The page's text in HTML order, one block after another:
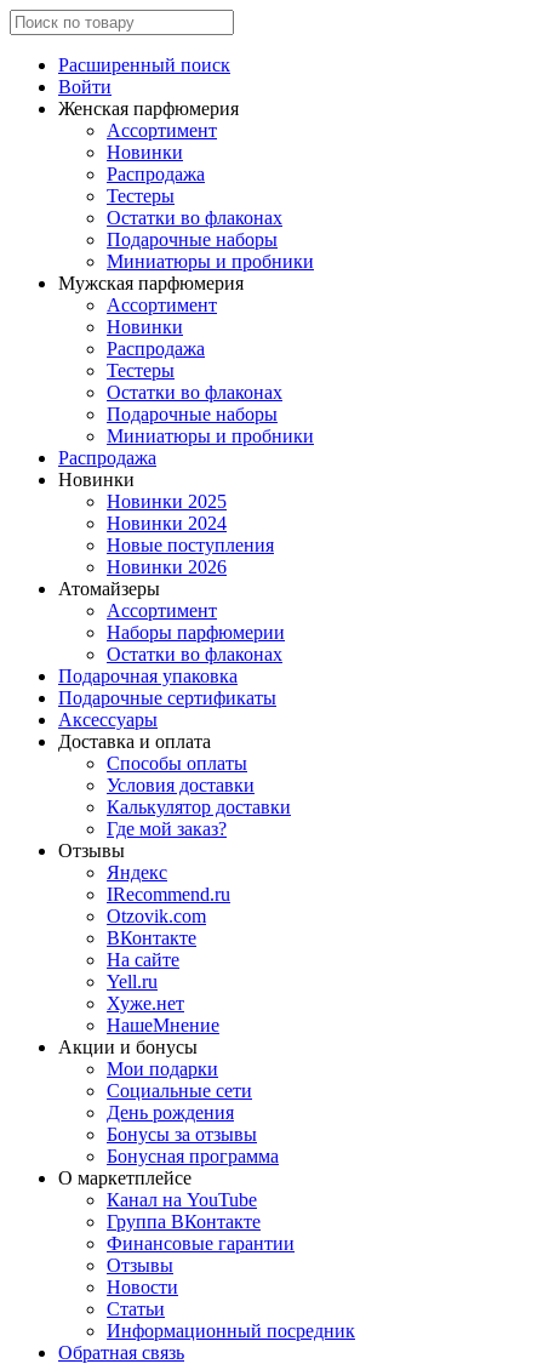
Расширенный поиск
Войти
Женская парфюмерия
Ассортимент
Новинки
Распродажа
Тестеры
Остатки во флаконах
Подарочные наборы
Миниатюры и пробники
Мужская парфюмерия
Ассортимент
Новинки
Распродажа
Тестеры
Остатки во флаконах
Подарочные наборы
Миниатюры и пробники
Распродажа
Новинки
Новинки 2025
Новинки 2024
Новые поступления
Новинки 2026
Атомайзеры
Ассортимент
Наборы парфюмерии
Остатки во флаконах
Подарочная упаковка
Подарочные сертификаты
Аксессуары
Доставка и оплата
Способы оплаты
Условия доставки
Калькулятор доставки
Где мой заказ?
Отзывы
Яндекс
IRecommend.ru
Otzovik.com
ВКонтакте
На сайте
Yell.ru
Хуже.нет
НашеМнение
Акции и бонусы
Мои подарки
Социальные сети
День рождения
Бонусы за отзывы
Бонусная программа
О маркетплейсе
Канал на YouTube
Группа ВКонтакте
Финансовые гарантии
Отзывы
Новости
Статьи
Информационный посредник
Обратная связь